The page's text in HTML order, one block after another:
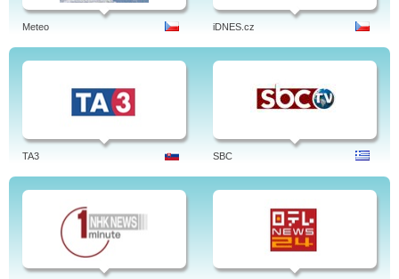
Meteo iDNES.cz
TA3 SBC